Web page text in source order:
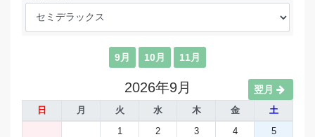
9月 10月 11月
2026年9月 翌月
日 月 火 水 木 金
土
1
2
3
4
5